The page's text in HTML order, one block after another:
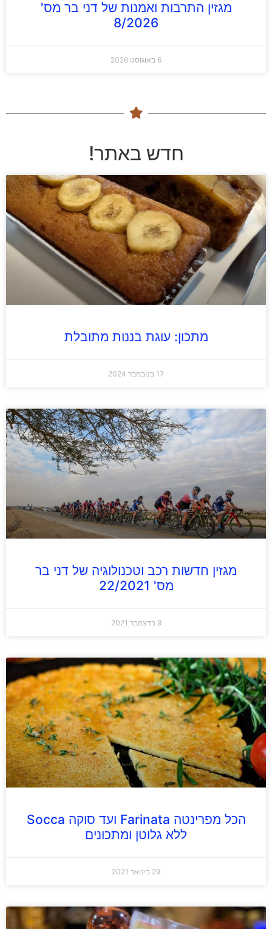
מגזין התרבות ואמנות של דני בר מס'
8/2026
6 באוגוסט 2026
חדש באתר!
מתכון: עוגת בננות מתובלת
17 בנובמבר 2024
מגזין חדשות רכב וטכנולוגיה של דני בר
מס' 22/2021
9 בדצמבר 2021
הכל מפרינטה Farinata ועד סוקה Socca
ללא גלוטן ומתכונים
29 בינואר 2021